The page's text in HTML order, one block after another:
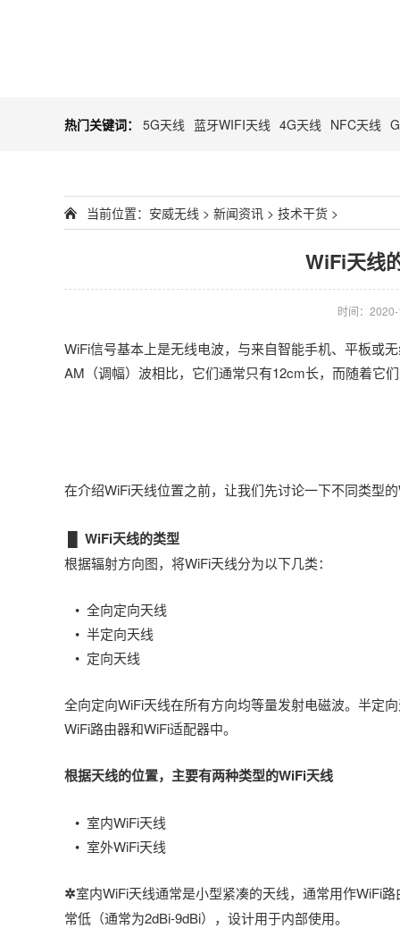
热门关键词： 5G天线 蓝牙WIFI天线 4G天线 NFC天线
当前位置： 安威无线 > 新闻资讯 > 技术干货 >
WiFi天线
时间：
WiFi信号基本上是无线电波，与来自智能手机、平板或
AM（调幅）波相比，它们通常只有12cm长，而随着它
在介绍WiFi天线位置之前，让我们先讨论一下不同类型
█ WiFi天线的类型
根据辐射方向图，将WiFi天线分为以下几类：
• 全向定向天线
• 半定向天线
• 定向天线
全向定向WiFi天线在所有方向均等量发射电磁波。半定
WiFi路由器和WiFi适配器中。
根据天线的位置，主要有两种类型的WiFi天线
• 室内WiFi天线
• 室外WiFi天线
✲室内WiFi天线通常是小型紧凑的天线，通常用作WiFi
常低（通常为2dBi-9dBi），设计用于内部使用。